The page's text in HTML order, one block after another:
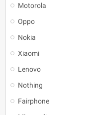
Motorola
Oppo
Nokia
Xiaomi
Lenovo
Nothing
Fairphone